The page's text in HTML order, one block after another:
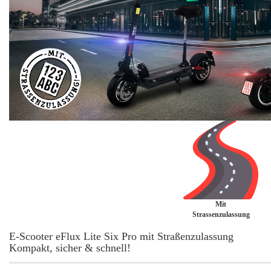
Mit
Strassenzulassung
E-Scooter eFlux Lite Six Pro mit Straßenzulassung
Kompakt, sicher & schnell!